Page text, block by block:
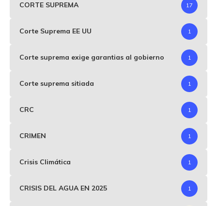
CORTE SUPREMA 17
Corte Suprema EE UU 1
Corte suprema exige garantias al gobierno 1
Corte suprema sitiada 1
CRC 1
CRIMEN 1
Crisis Climática 1
CRISIS DEL AGUA EN 2025 1